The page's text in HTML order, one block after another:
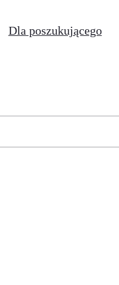
Dla poszukującego